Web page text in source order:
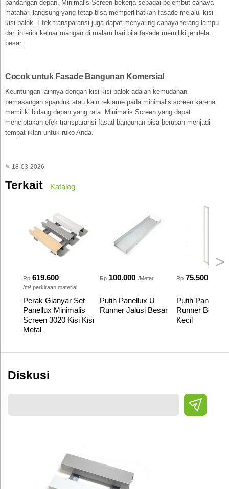
pandangan depan, Minimalis Screen bekerja sebagai pelembut cahaya
matahari langsung yang tetap bisa memperlihatkan fasade melalui kisi-
kisi balok. Efek transparansi juga dapat menyaring cahaya terang lampu
dari interior keluar ruangan di malam hari bila fasade memiliki jendela
besar.
Cocok untuk Fasade Bangunan Komersial
Keuntungan lainnya dengan kisi-kisi balok adalah kemudahan
pemasangan spanduk atau kain reklame pada minimalis screen karena
memiliki bidang depan yang rata. Minimalis Screen yang dapat
menciptakan efek transparansi fasad bangunan bisa berubah menjadi
tempat iklan untuk ruko Anda.
✎ 18-03-2026
Terkait Katalog
>
Rp 619.600
/m² perkiraan material
Perak Gianyar Set
Panellux Minimalis
Screen 3020 Kisi Kisi
Metal
Rp 100.000 /Meter
Putih Panellux U
Runner Jalusi Besar
Rp 75.500
Putih Panellux
Runner Box
Kecil
Diskusi